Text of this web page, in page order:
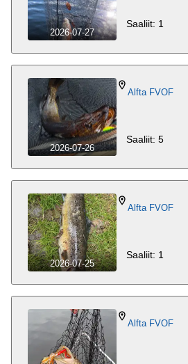
2026-07-27
Saaliit: 1
2026-07-26
Alfta FVOF
Saaliit: 5
2026-07-25
Alfta FVOF
Saaliit: 1
Alfta FVOF